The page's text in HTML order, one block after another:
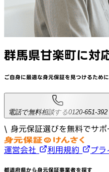
群馬県甘楽町に対
ご自身に最適な身元保証を見つけるために
電話で無料相談する0120-651-392
\ 身元保証選びを無料でサ
運営会社 利用規約 プラ
都道府県から身元保証事業者を探す